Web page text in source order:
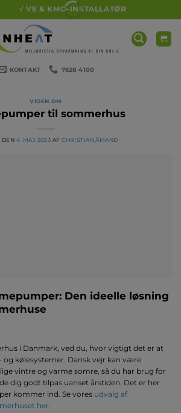
√ VE & KMO-INSTALLATØR
KONTAKT 7628 4100
VIDEN OM
til sommerhus
DEN 4. MAJ 2023 AFCHRISTIAN ÅMAND
Den ideelle løsning
i Danmark, ved du, hvor vigtigt det er at
og kølesystemer. Dansk vejr kan være
vintre og varme somre, så du har brug for
dig godt tilpas uanset årstiden. Det er her
kommer ind. Se vores udvalg af
her.